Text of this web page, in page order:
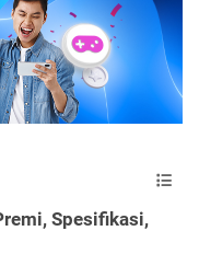
Spesifikasi,